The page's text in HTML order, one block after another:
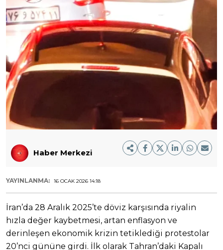
Haber Merkezi
YAYINLANMA: 16 OCAK 2026 14:18
İran’da 28 Aralık 2025’te döviz karşısında riyalin
hızla değer kaybetmesi, artan enflasyon ve
derinleşen ekonomik krizin tetiklediği protestolar
20’nci gününe girdi. İlk olarak Tahran’daki Kapalı